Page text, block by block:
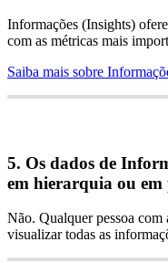
Informações (Insights)
com as métricas mais
Saiba mais sobre Informaçõ
5. Os dados de
em hierarquia ou em
Não. Qualquer pessoa com
visualizar todas as informaç